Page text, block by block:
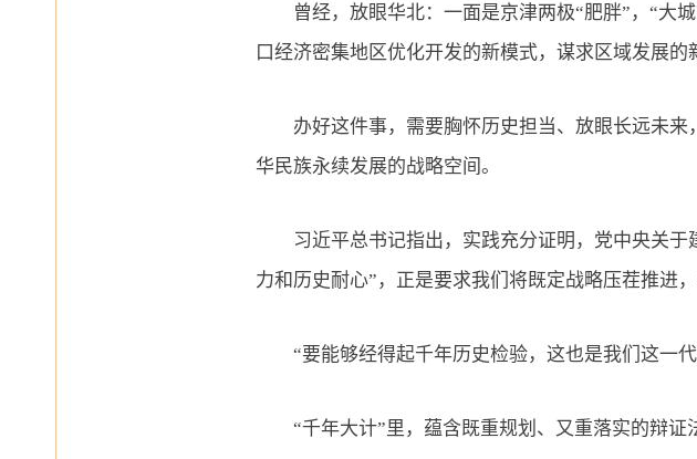
曾经，放眼华北：一面是京津两极“肥胖”，“大城
口经济密集地区优化开发的新模式，谋求区域发展的
办好这件事，需要胸怀历史担当、放眼长远未来
华民族永续发展的战略空间。
习近平总书记指出，实践充分证明，党中央关于
力和历史耐心”，正是要求我们将既定战略压茬推进，
“要能够经得起千年历史检验，这也是我们这一代
“千年大计”里，蕴含既重规划、又重落实的辩证